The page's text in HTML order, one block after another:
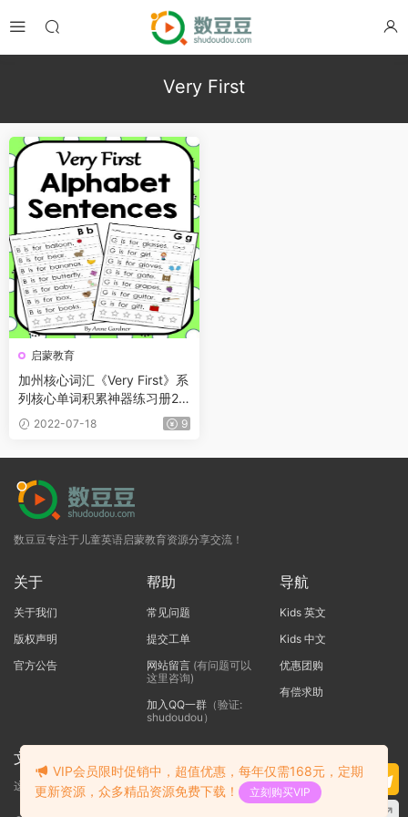
Very First
启蒙教育
加州核心词汇《Very First》系
列核心单词积累神器练习册24
5P 2022-07-18 9
数豆豆专注于儿童英语启蒙教育资源分享交流！
关于
关于我们
版权声明
官方公告
帮助
常见问题
提交工单
网站留言(有问题可以
这里咨询)
加入QQ一群（验证:
shudoudou）
导航
Kids 英文
Kids 中文
优惠团购
有偿求助
文本标题
这里输入代码
VIP会员限时促销中，超值优惠，每年仅需168元，定期
更新资源，众多精品资源免费下载！
立刻购买VIP